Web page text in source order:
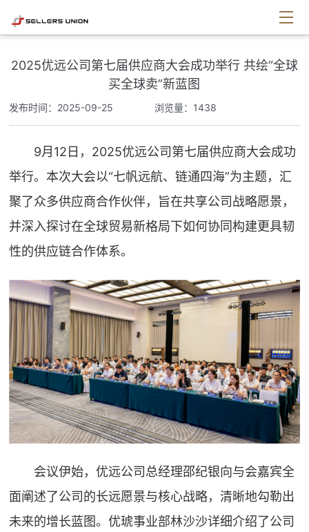
2025优远公司第七届供应商大会成功举行 共绘“全球
买全球卖”新蓝图
发布时间：2025-09-25 浏览量：1438
9月12日，2025优远公司第七届供应商大会成功
举行。本次大会以“七帆远航、链通四海”为主题，汇
聚了众多供应商合作伙伴，旨在共享公司战略愿景，
并深入探讨在全球贸易新格局下如何协同构建更具韧
性的供应链合作体系。
会议伊始，优远公司总经理邵纪银向与会嘉宾全
面阐述了公司的长远愿景与核心战略，清晰地勾勒出
未来的增长蓝图。优琥事业部林沙沙详细介绍了公司